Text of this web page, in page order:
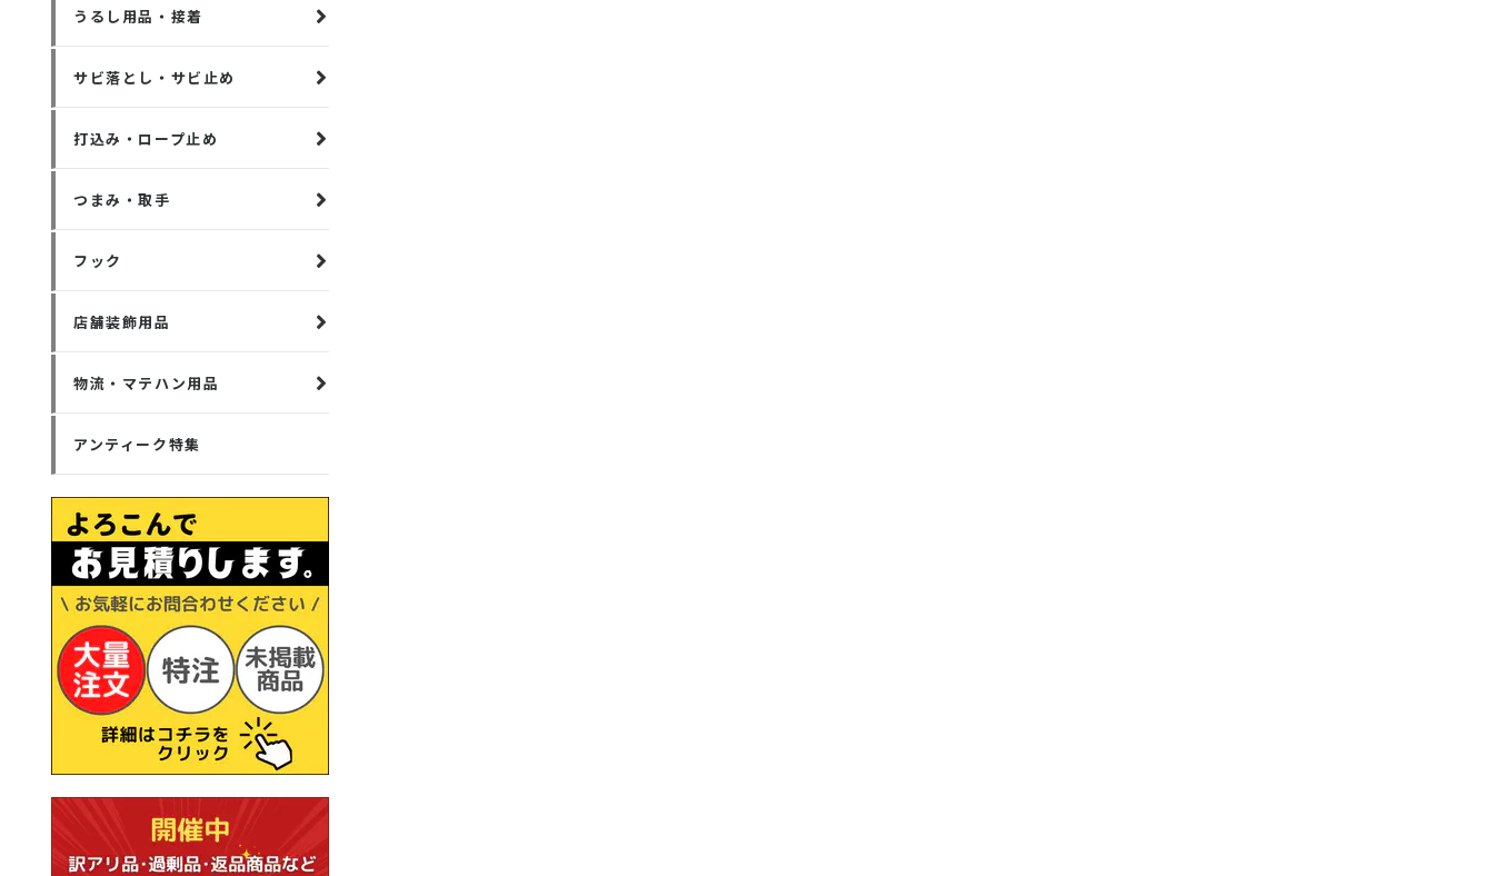
うるし用品・接着
サビ落とし・サビ止め
打込み・ロープ止め
つまみ・取手
フック
店舗装飾用品
物流・マテハン用品
アンティーク特集